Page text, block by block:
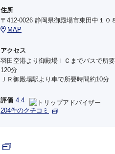
住所
〒412-0026 静岡県御殿場市東田中１０
MAP
アクセス
羽田空港より御殿場ＩＣまでバスで所
120分
ＪＲ御殿場駅より車で所要時間約10分
評価 4.4
204件のクチコミ